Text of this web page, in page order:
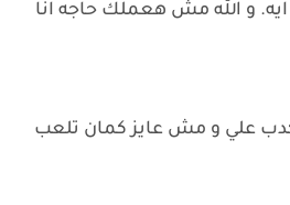
و الله مش هعملك حاجه انا
علي و مش عايز كمان تلعب